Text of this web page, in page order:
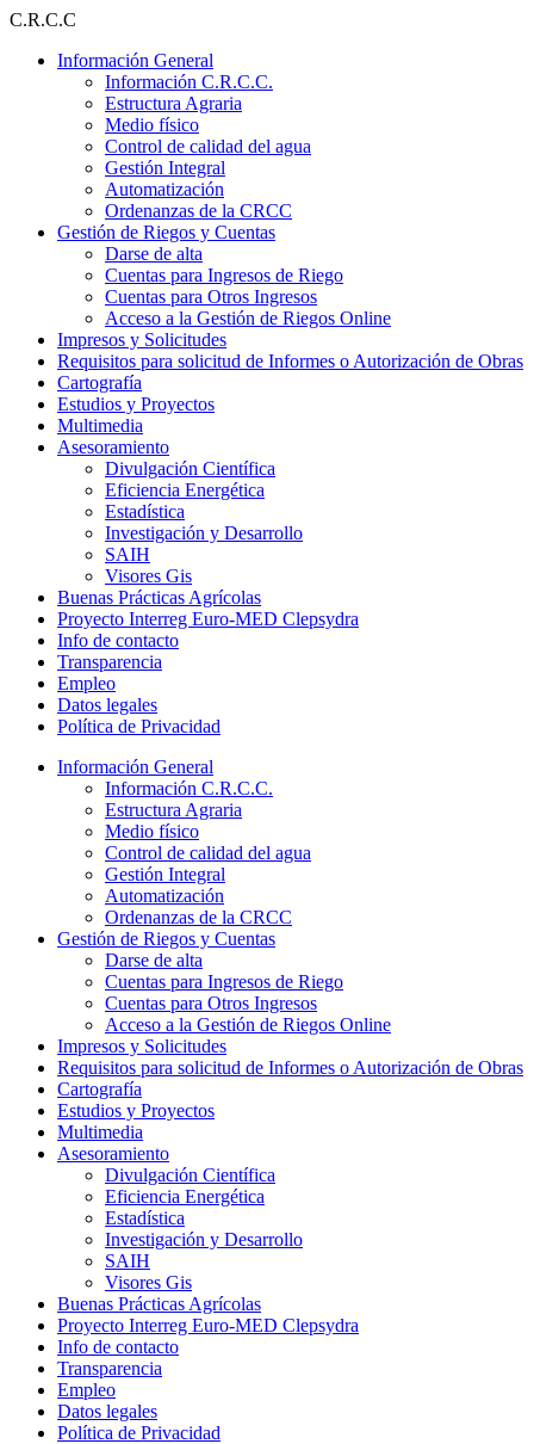
Ir
contenido
C.R.C.C
Información General
Información C.R.C.C.
Estructura Agraria
Medio físico
Control de calidad del agua
Gestión Integral
Automatización
Ordenanzas de la CRCC
Gestión de Riegos y Cuentas
Darse de alta
Cuentas para Ingresos de Riego
Cuentas para Otros Ingresos
Acceso a la Gestión de Riegos Online
Impresos y Solicitudes
Requisitos para solicitud de Informes o Autorización de Obras
Cartografía
Estudios y Proyectos
Multimedia
Asesoramiento
Divulgación Científica
Eficiencia Energética
Estadística
Investigación y Desarrollo
SAIH
Visores Gis
Buenas Prácticas Agrícolas
Proyecto Interreg Euro-MED Clepsydra
Info de contacto
Transparencia
Empleo
Datos legales
Política de Privacidad
Información General
Información C.R.C.C.
Estructura Agraria
Medio físico
Control de calidad del agua
Gestión Integral
Automatización
Ordenanzas de la CRCC
Gestión de Riegos y Cuentas
Darse de alta
Cuentas para Ingresos de Riego
Cuentas para Otros Ingresos
Acceso a la Gestión de Riegos Online
Impresos y Solicitudes
Requisitos para solicitud de Informes o Autorización de Obras
Cartografía
Estudios y Proyectos
Multimedia
Asesoramiento
Divulgación Científica
Eficiencia Energética
Estadística
Investigación y Desarrollo
SAIH
Visores Gis
Buenas Prácticas Agrícolas
Proyecto Interreg Euro-MED Clepsydra
Info de contacto
Transparencia
Empleo
Datos legales
Política de Privacidad